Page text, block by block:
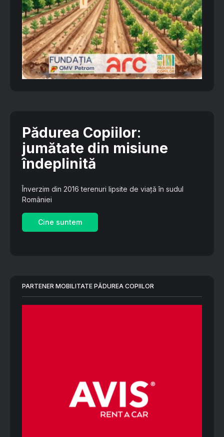
Pădurea Copiilor:
jumătate din misiune
îndeplinită
Înverzim din 2016 terenuri lipsite de viață în sudul
României
Cine suntem
PARTENER MOBILITATE PĂDUREA COPIILOR